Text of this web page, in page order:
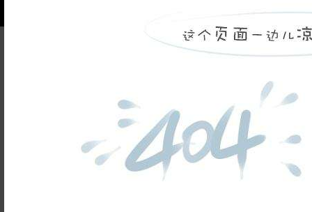
姓名不能
为空
电话不能